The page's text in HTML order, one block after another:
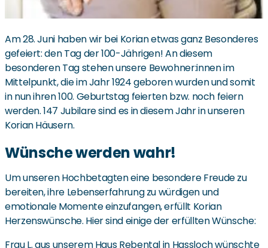
Am 28. Juni haben wir bei Korian etwas ganz Besonderes
gefeiert: den Tag der 100-Jährigen! An diesem
besonderen Tag stehen unsere Bewohner:innen im
Mittelpunkt, die im Jahr 1924 geboren wurden und somit
in nun ihren 100. Geburtstag feierten bzw. noch feiern
werden. 147 Jubilare sind es in diesem Jahr in unseren
Korian Häusern.
Wünsche werden wahr!
Um unseren Hochbetagten eine besondere Freude zu
bereiten, ihre Lebenserfahrung zu würdigen und
emotionale Momente einzufangen, erfüllt Korian
Herzenswünsche. Hier sind einige der erfüllten Wünsche:
Frau L. aus unserem Haus Rebental in Hassloch wünschte